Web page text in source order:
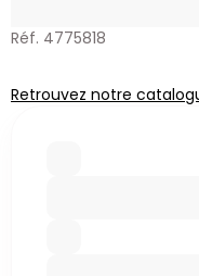
Réf. 4775818
Retrouvez notre